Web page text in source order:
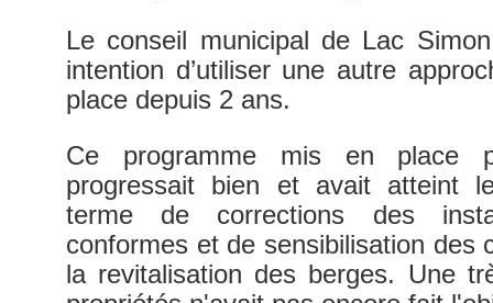
Le conseil municipal de Lac
intention d’utiliser une autre
place depuis 2 ans.
Ce programme mis en place
progressait bien et avait atteint
terme de corrections des
conformes et de sensibilisation des
la revitalisation des berges. Une